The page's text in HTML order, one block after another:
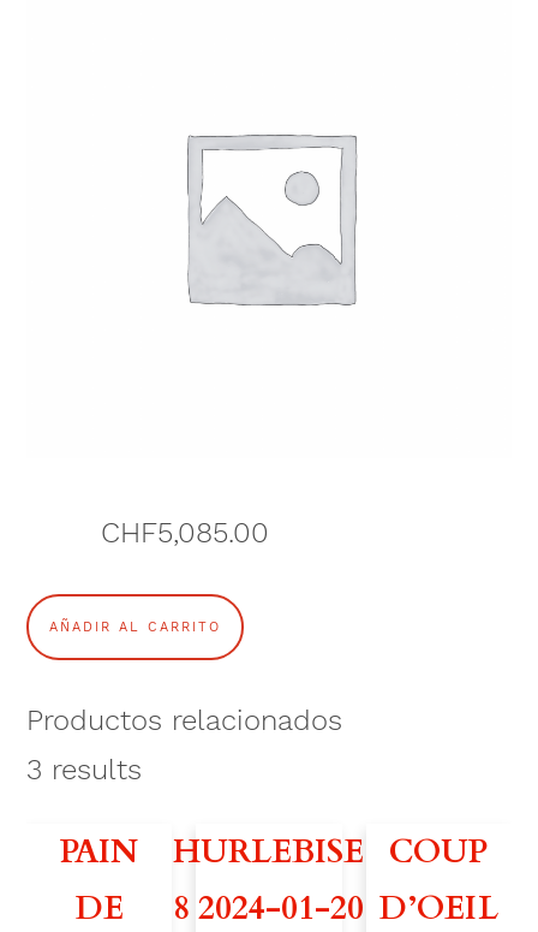
CHF5,085.00
V
O
L
G
AÑADIR AL CARRITO
Productos relacionados
3 results
PAIN
DE
HURLEBISE
8 2024-01-20
COUP
D’OEIL